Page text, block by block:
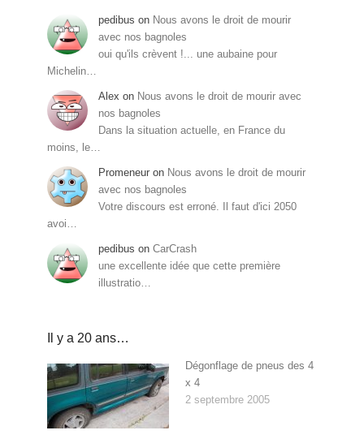
pedibus on Nous avons le droit de mourir
avec nos bagnoles
oui qu'ils crèvent !... une aubaine pour
Michelin…
Alex on Nous avons le droit de mourir avec
nos bagnoles
Dans la situation actuelle, en France du
moins, le…
Promeneur on Nous avons le droit de mourir
avec nos bagnoles
Votre discours est erroné. Il faut d'ici 2050
avoi…
pedibus on CarCrash
une excellente idée que cette première
illustratio…
Il y a 20 ans…
Dégonflage de pneus des 4
x 4
2 septembre 2005